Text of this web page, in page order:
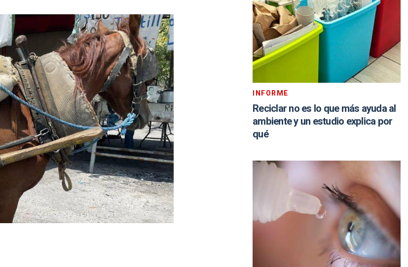
INFORME
Reciclar no es lo que más ayuda al
ambiente y un estudio explica por
qué